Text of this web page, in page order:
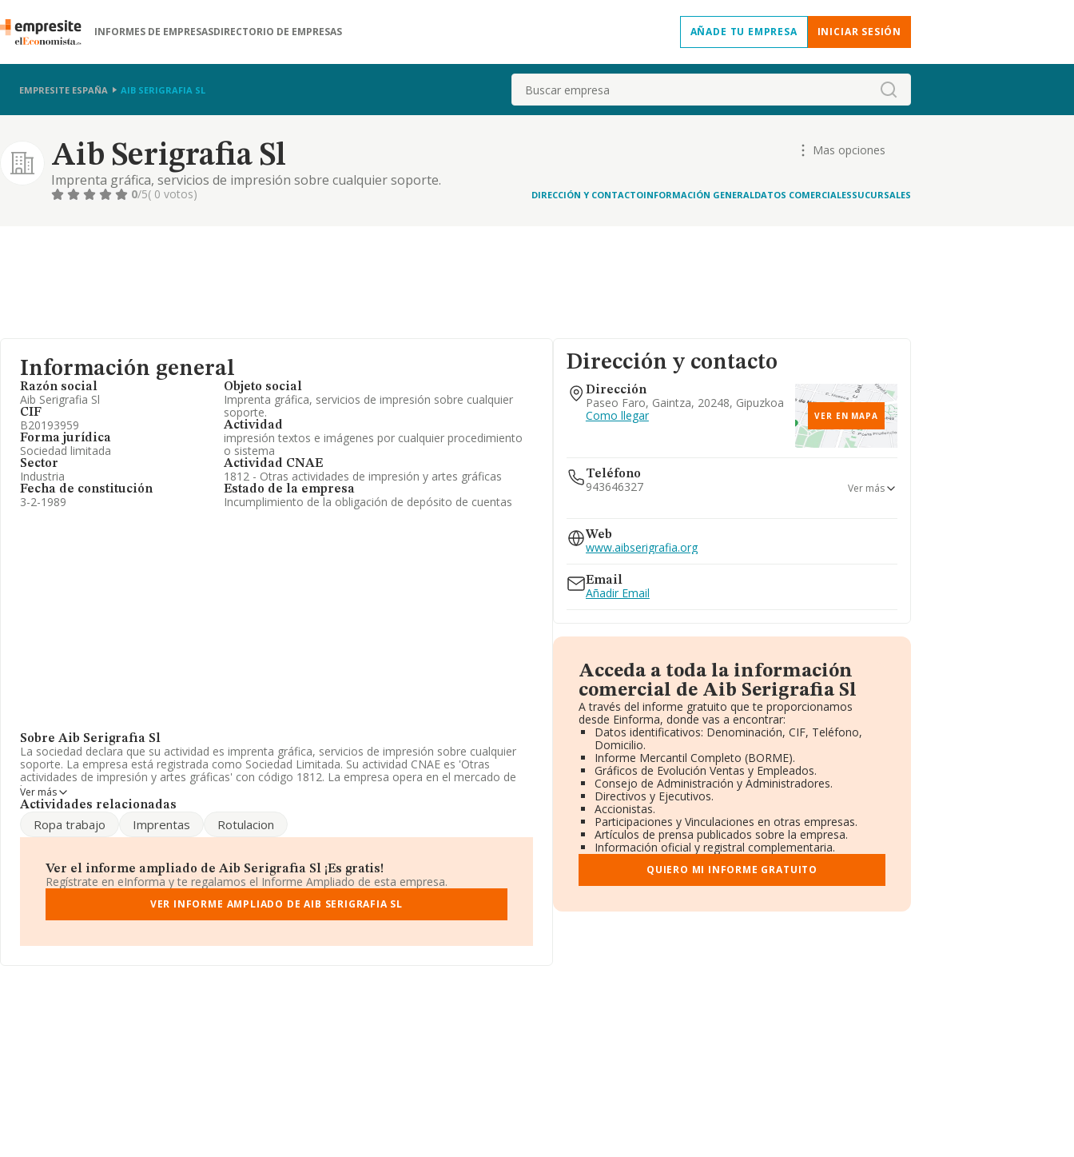
INFORMES DE EMPRESASDIRECTORIO DE EMPRESAS AÑADE TU EMPRESA INICIAR SESIÓN
EMPRESITE ESPAÑA AIB SERIGRAFIA SL Buscar
Aib Serigrafia Sl
Imprenta gráfica, servicios de impresión sobre cualquier soporte.
Mas opciones
0/5( 0 votos) DIRECCIÓN Y CONTACTOINFORMACIÓN GENERALDATOS COMERCIALESSUCURSALES
Información general
Razón social
Aib Serigrafia Sl
CIF
B20193959
Forma jurídica
Sociedad limitada
Sector
Industria
Fecha de constitución
3-2-1989
Objeto social
Imprenta gráfica, servicios de impresión sobre cualquier
soporte.
Actividad
impresión textos e imágenes por cualquier procedimiento
o sistema
Actividad CNAE
1812 - Otras actividades de impresión y artes gráficas
Estado de la empresa
Incumplimiento de la obligación de depósito de cuentas
Sobre Aib Serigrafia Sl
La sociedad declara que su actividad es imprenta gráfica, servicios de impresión sobre cualquier
soporte. La empresa está registrada como Sociedad Limitada. Su actividad CNAE es 'Otras
actividades de impresión y artes gráficas' con código 1812. La empresa opera en el mercado de
las exportaciones.
www.aibserigrafia.org
.
Sagarzazu, (20248), en el municipio de Gaintza, provincia de Guipúzcoa, País Vasco.
Con los datos a disposición de INFORMA sobre 22.132 empresas pertenecientes al sector, la
facturación en el ámbito nacional alcanza los 6.224 millones de euros y se estima que el promedio
de la facturación entre todas las empresas es de 281 mil euros. En relación con la información de
han obtenido los 95 millones de euros. Con el fin de ampliar la información relativa a las
Ver más
Actividades relacionadas
Ropa trabajo Imprentas Rotulacion
Ver el informe ampliado de Aib Serigrafia Sl ¡Es gratis!
Regístrate en eInforma y te regalamos el Informe Ampliado de esta empresa.
VER INFORME AMPLIADO DE AIB SERIGRAFIA SL
Dirección y contacto
Dirección
Paseo Faro, Gaintza, 20248, Gipuzkoa
Como llegar
VER EN MAPA
Teléfono
943646327 Ver más
Web
www.aibserigrafia.org
Email
Añadir Email
Acceda a toda la información
comercial de Aib Serigrafia Sl
A través del informe gratuito que te proporcionamos
desde Einforma, donde vas a encontrar:
Datos identificativos: Denominación, CIF, Teléfono,
Domicilio.
Informe Mercantil Completo (BORME).
Gráficos de Evolución Ventas y Empleados.
Consejo de Administración y Administradores.
Directivos y Ejecutivos.
Accionistas.
Participaciones y Vinculaciones en otras empresas.
Artículos de prensa publicados sobre la empresa.
Información oficial y registral complementaria.
QUIERO MI INFORME GRATUITO